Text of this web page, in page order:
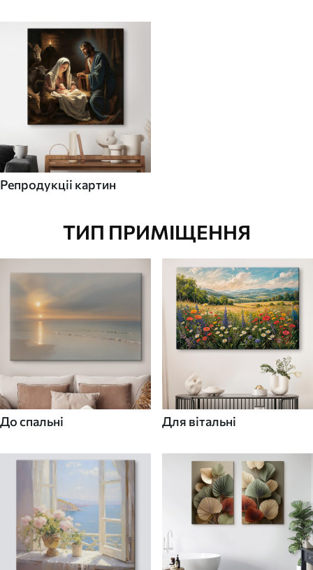
Репродукціі картин
ТИП ПРИМІЩЕННЯ
До спальні Для вітальні